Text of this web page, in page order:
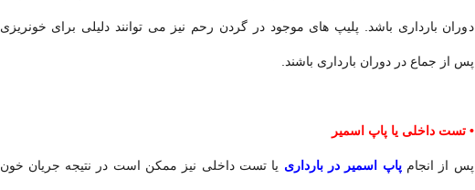
دوران بارداری باشد. پلیپ های موجود در گردن رحم نیز می توانند دلیلی برای خونریزی
پس از جماع در دوران بارداری باشند.
• تست داخلی یا پاپ اسمیر
پس از انجامپاپ اسمیر در بارداری یا تست داخلی نیز ممکن است در نتیجه جریان خون